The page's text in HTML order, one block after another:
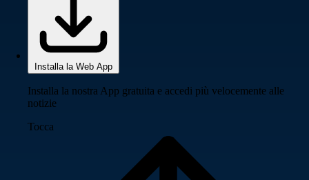
Installa la Web App
Installa la nostra App gratuita e accedi più velocemente alle
notizie
Tocca